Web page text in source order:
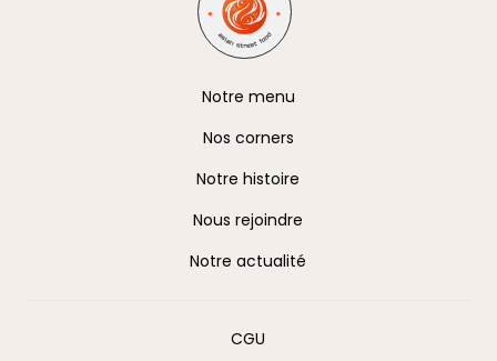
Poissons Soja
A propos
Notre menu
Nos corners
Notre histoire
Nous rejoindre
Notre actualité
Information
CGU